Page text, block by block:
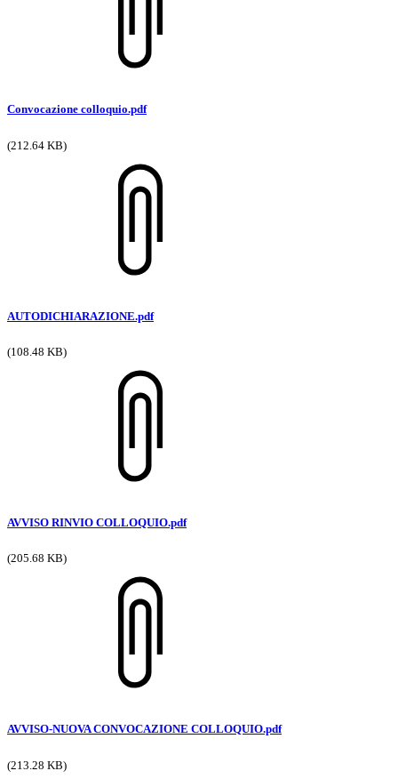
Convocazione colloquio.pdf
(212.64 KB)
AUTODICHIARAZIONE.pdf
(108.48 KB)
AVVISO RINVIO COLLOQUIO.pdf
(205.68 KB)
AVVISO-NUOVA CONVOCAZIONE COLLOQUIO.pdf
(213.28 KB)